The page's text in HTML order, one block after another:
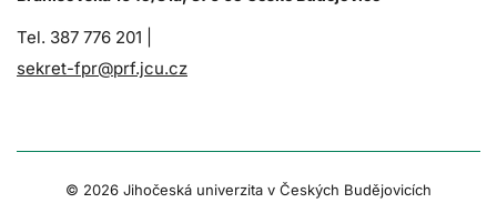
Tel. 387 776 201 |
sekret-fpr@prf.jcu.cz
© 2026 Jihočeská univerzita v Českých Budějovicích